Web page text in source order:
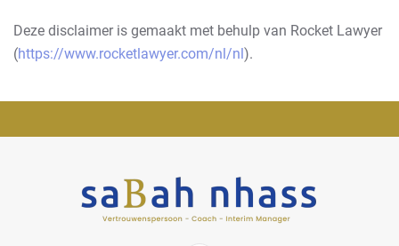
Deze disclaimer is gemaakt met behulp van Rocket Lawyer
(https://www.rocketlawyer.com/nl/nl).